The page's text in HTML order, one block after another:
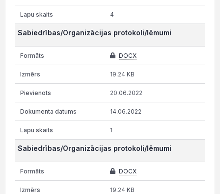
4
Sabiedrības/Organizācijas protokoli/lēmumi
DOCX
19.24 KB
20.06.2022
14.06.2022
1
Sabiedrības/Organizācijas protokoli/lēmumi
DOCX
19.24 KB